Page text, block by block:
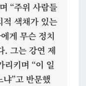
“주위 사람들
적 색채가 있는
게 무슨 정치
. 그는 강연 제
리키며 “이 일
”고 반문했